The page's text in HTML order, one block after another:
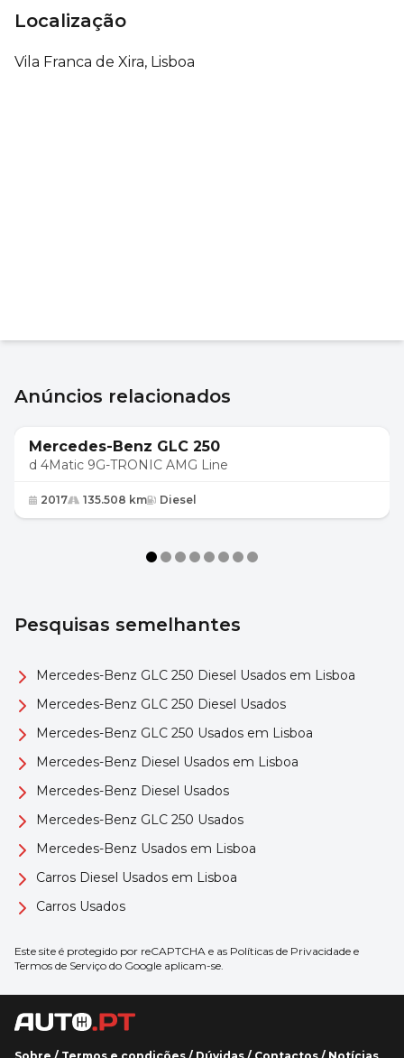
Localização
Vila Franca de Xira, Lisboa
Anúncios relacionados
32 950 €
Mercedes-Benz GLC 250
d 4Matic 9G-TRONIC AMG Line
2017 135.508 km Diesel
Pesquisas semelhantes
Mercedes-Benz GLC 250 Diesel Usados em Lisboa
Mercedes-Benz GLC 250 Diesel Usados
Mercedes-Benz GLC 250 Usados em Lisboa
Mercedes-Benz Diesel Usados em Lisboa
Mercedes-Benz Diesel Usados
Mercedes-Benz GLC 250 Usados
Mercedes-Benz Usados em Lisboa
Carros Diesel Usados em Lisboa
Carros Usados
Este site é protegido por reCAPTCHA e as Políticas de Privacidade e
Termos de Serviço do Google aplicam-se.